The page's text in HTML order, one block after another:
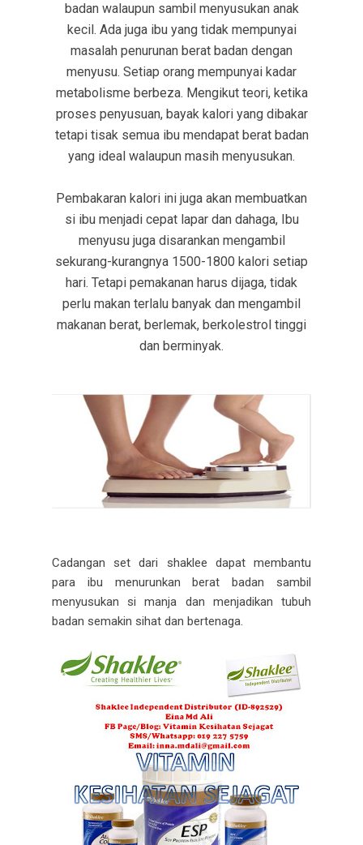
badan walaupun sambil menyusukan anak
kecil. Ada juga ibu yang tidak mempunyai
masalah penurunan berat badan dengan
menyusu. Setiap orang mempunyai kadar
metabolisme berbeza. Mengikut teori, ketika
proses penyusuan, bayak kalori yang dibakar
tetapi tisak semua ibu mendapat berat badan
yang ideal walaupun masih menyusukan.
Pembakaran kalori ini juga akan membuatkan
si ibu menjadi cepat lapar dan dahaga, Ibu
menyusu juga disarankan mengambil
sekurang-kurangnya 1500-1800 kalori setiap
hari. Tetapi pemakanan harus dijaga, tidak
perlu makan terlalu banyak dan mengambil
makanan berat, berlemak, berkolestrol tinggi
dan berminyak.
Cadangan set dari shaklee dapat membantu
para ibu menurunkan berat badan sambil
menyusukan si manja dan menjadikan tubuh
badan semakin sihat dan bertenaga.